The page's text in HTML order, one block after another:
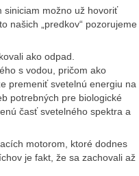
siniciam možno už hovoriť
našich „predkov“ pozorujeme
ako odpad.
s vodou, pričom ako
premeniť svetelnú energiu na
potrebných pre biologické
časť svetelného spektra a
motorom, ktoré dodnes
je fakt, že sa zachovali až